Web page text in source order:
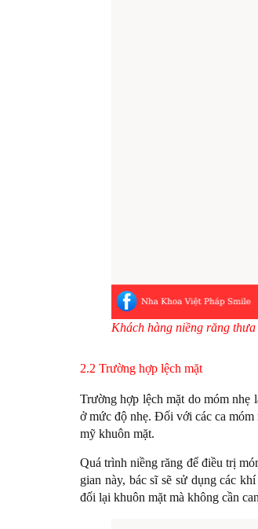
Khách hàng niềng răng thưa
2.2 Trường hợp lệch mặt
Trường hợp lệch mặt do móm nhẹ
ở mức độ nhẹ. Đối với các ca móm
mỹ khuôn mặt.
Quá trình niềng răng để điều trị
gian này, bác sĩ sẽ sử dụng các
đối lại khuôn mặt mà không cần